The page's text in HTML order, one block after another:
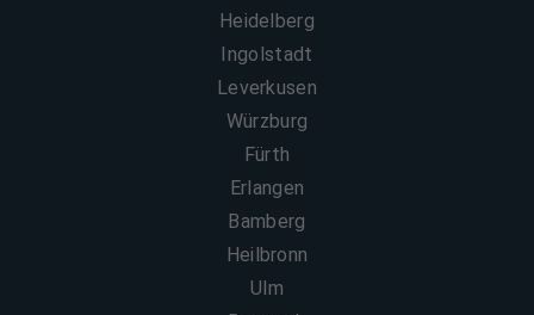
Heidelberg
Ingolstadt
Leverkusen
Würzburg
Fürth
Erlangen
Bamberg
Heilbronn
Ulm